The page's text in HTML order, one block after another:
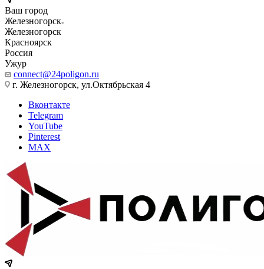
Ваш город
Железногорск
Железногорск
Красноярск
Россия
Ужур
connect@24poligon.ru
г. Железногорск, ул.Октябрьская 4
Вконтакте
Telegram
YouTube
Pinterest
MAX